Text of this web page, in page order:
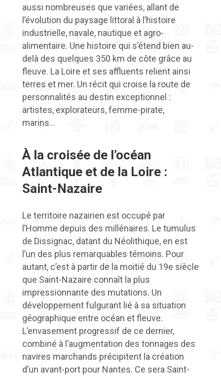
aussi nombreuses que variées, allant de
l’évolution du paysage littoral à l’histoire
industrielle, navale, nautique et agro-
alimentaire. Une histoire qui s’étend bien au-
delà des quelques 350 km de côte grâce au
fleuve. La Loire et ses affluents relient ainsi
terres et mer. Un récit qui croise la route de
personnalités au destin exceptionnel :
artistes, explorateurs, femme-pirate,
marins…
À la croisée de l’océan
Atlantique et de la Loire :
Saint-Nazaire
Le territoire nazairien est occupé par
l’Homme depuis des millénaires. Le tumulus
de Dissignac, datant du Néolithique, en est
l’un des plus remarquables témoins. Pour
autant, c’est à partir de la moitié du 19e siècle
que Saint-Nazaire connaît la plus
impressionnante des mutations. Un
développement fulgurant lié à sa situation
géographique entre océan et fleuve.
L’envasement progressif de ce dernier,
combiné à l’augmentation des tonnages des
navires marchands précipitent la création
d’un avant-port pour Nantes. Ce sera Saint-